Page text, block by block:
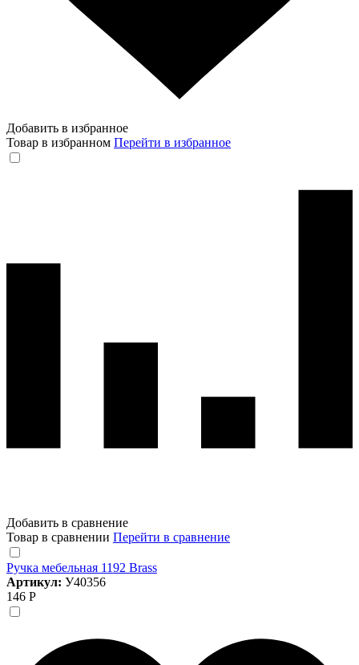
Добавить в избранное
Товар в избранном Перейти в избранное
Добавить в сравнение
Товар в сравнении Перейти в сравнение
Ручка мебельная 1192 Brass
Артикул: У40356
146 Р